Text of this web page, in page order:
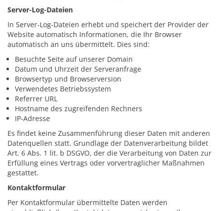
Server-Log-Dateien
In Server-Log-Dateien erhebt und speichert der Provider der
Website automatisch Informationen, die Ihr Browser
automatisch an uns übermittelt. Dies sind:
Besuchte Seite auf unserer Domain
Datum und Uhrzeit der Serveranfrage
Browsertyp und Browserversion
Verwendetes Betriebssystem
Referrer URL
Hostname des zugreifenden Rechners
IP-Adresse
Es findet keine Zusammenführung dieser Daten mit anderen
Datenquellen statt. Grundlage der Datenverarbeitung bildet
Art. 6 Abs. 1 lit. b DSGVO, der die Verarbeitung von Daten zur
Erfüllung eines Vertrags oder vorvertraglicher Maßnahmen
gestattet.
Kontaktformular
Per Kontaktformular übermittelte Daten werden